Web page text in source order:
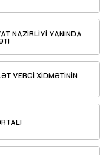
NAZİRLİYİ YANINDA
VERGİ XİDMƏTİNİN